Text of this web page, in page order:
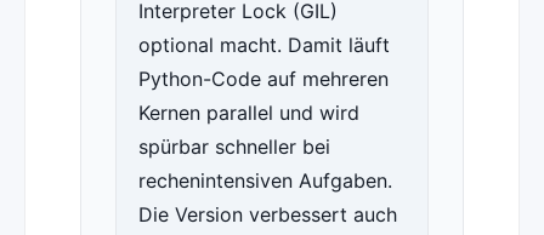
Interpreter Lock (GIL)
optional macht. Damit läuft
Python-Code auf mehreren
Kernen parallel und wird
spürbar schneller bei
rechenintensiven Aufgaben.
Die Version verbessert auch